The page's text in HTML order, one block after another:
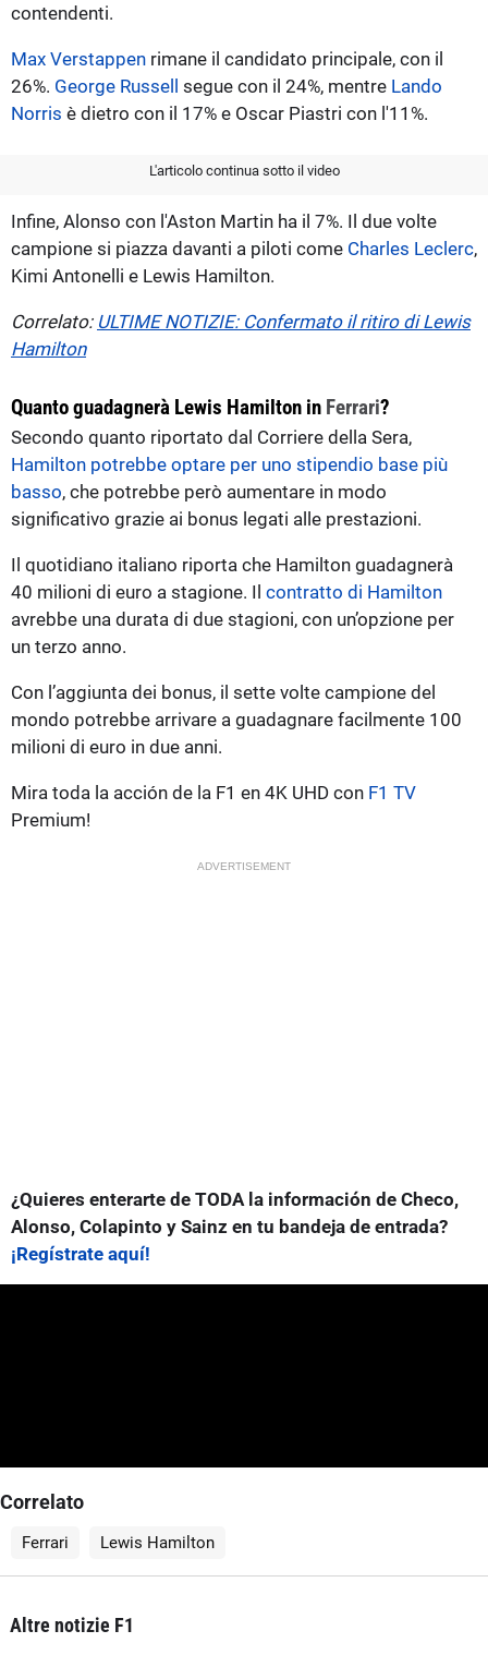
contendenti.
Max Verstappen rimane il candidato principale, con il
26%. George Russell segue con il 24%, mentre Lando
Norris è dietro con il 17% e Oscar Piastri con l'11%.
L'articolo continua sotto il video
Infine, Alonso con l'Aston Martin ha il 7%. Il due volte
campione si piazza davanti a piloti come Charles Leclerc,
Kimi Antonelli e Lewis Hamilton.
Correlato: ULTIME NOTIZIE: Confermato il ritiro di Lewis
Hamilton
Quanto guadagnerà Lewis Hamilton in Ferrari?
Secondo quanto riportato dal Corriere della Sera,
Hamilton potrebbe optare per uno stipendio base più
basso, che potrebbe però aumentare in modo
significativo grazie ai bonus legati alle prestazioni.
Il quotidiano italiano riporta che Hamilton guadagnerà
40 milioni di euro a stagione. Il contratto di Hamilton
avrebbe una durata di due stagioni, con un’opzione per
un terzo anno.
Con l’aggiunta dei bonus, il sette volte campione del
mondo potrebbe arrivare a guadagnare facilmente 100
milioni di euro in due anni.
Mira toda la acción de la F1 en 4K UHD con F1 TV
Premium!
ADVERTISEMENT
¿Quieres enterarte de TODA la información de Checo,
Alonso, Colapinto y Sainz en tu bandeja de entrada?
¡Regístrate aquí!
Correlato
Ferrari Lewis Hamilton
Altre notizie F1